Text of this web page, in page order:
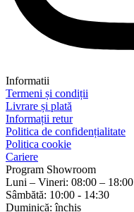
Informatii
Termeni și condiții
Livrare și plată
Informații retur
Politica de confidențialitate
Politica cookie
Cariere
Program Showroom
Luni – Vineri: 08:00 – 18:00
Sâmbătă: 10:00 - 14:30
Duminică: închis